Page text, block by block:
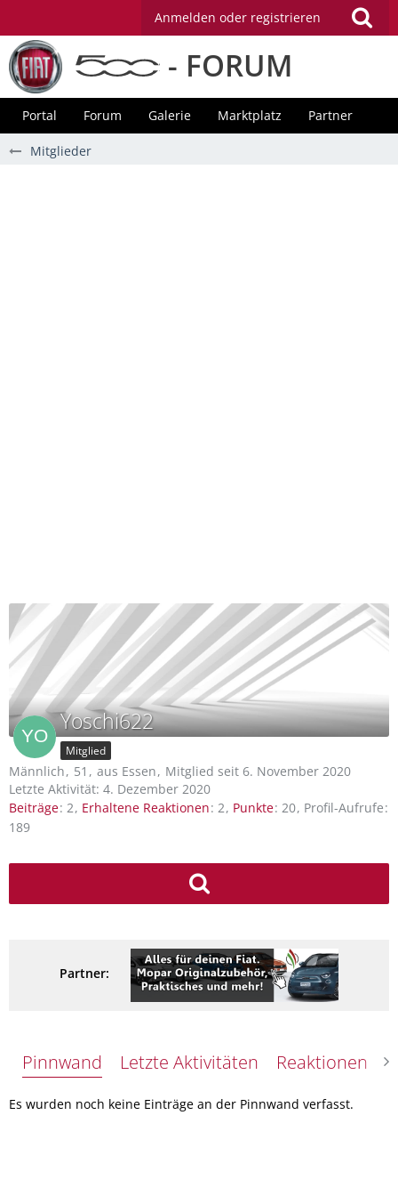
Anmelden oder registrieren
- FORUM
Portal Forum Galerie Marktplatz Partner
Mitglieder
Yoschi622
Mitglied
Männlich 51 aus Essen
Mitglied seit 6. November 2020
Letzte Aktivität: 4. Dezember 2020
Beiträge 2 Erhaltene Reaktionen 2 Punkte 20 Profil-Aufrufe
189
Partner:
Pinnwand Letzte Aktivitäten Reaktionen
Es wurden noch keine Einträge an der Pinnwand verfasst.